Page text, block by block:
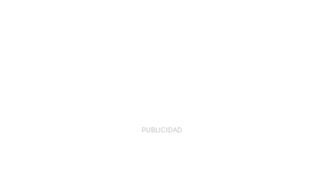
PUBLICIDAD